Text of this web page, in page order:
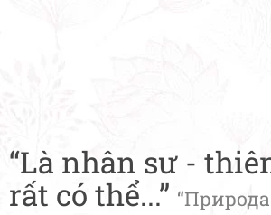
“Là nhân sư -
rất có thể...”